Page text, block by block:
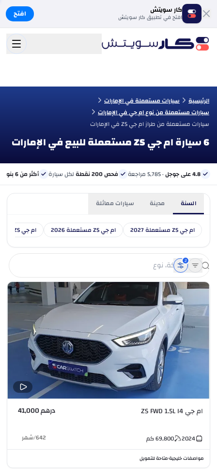
كار سويتش
افتح في تطبيق كار سويتش افتح
الرئيسية
سيارات مستعملة في الإمارات
سيارات مستعملة من نوع ام جي في الإمارات
سيارات مستعملة من طراز ام جي ZS في الإمارات
6 سيارة ام جي ZS مستعملة للبيع في الإمارات
4.8 على جوجل · 5,785 مراجعة فحص 200 نقطة لكل سيارة أكثر من 6 بنوك
السنة مدينة سيارات مماثلة
ام جي ZS مستعملة 2027 ام جي ZS مستعملة 2026 ام جي ZS مستعملة 2025
2
ام جي ZS FWD 1.5L I4 درهم 41,000
2024
69,800كم 642
/شهر
مواصفات خليجية•متاحة للتمويل